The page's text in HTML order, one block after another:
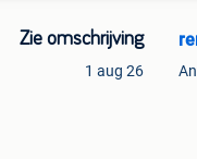
Zie omschrijving
1 aug 26